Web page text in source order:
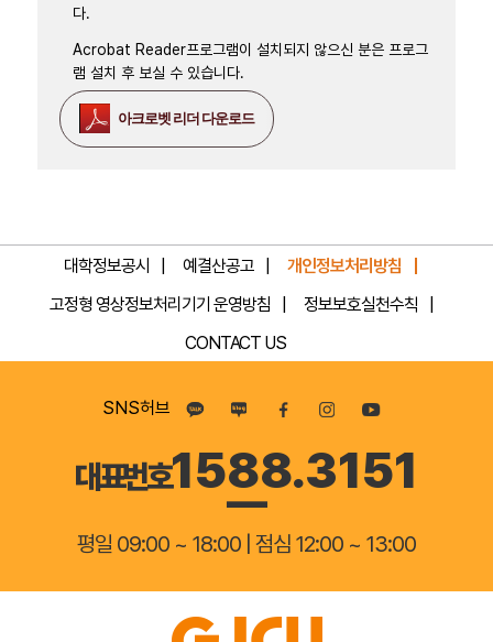
다.
Acrobat Reader프로그램이 설치되지 않으신 분은 프로그
램 설치 후 보실 수 있습니다.
아크로벳 리더 다운로드
대학정보공시 예결산공고
개인정보처리방침
고정형 영상정보처리기기 운영방침
정보보호실천수칙
CONTACT US
SNS허브
대표번호1588.3151
평일 09:00 ~ 18:00 | 점심 12:00 ~ 13:00